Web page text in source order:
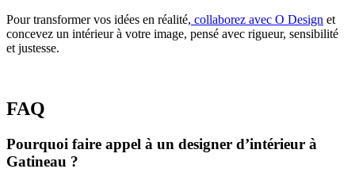
Pour transformer vos idées en réalité, collaborez avec O Design et
concevez un intérieur à votre image, pensé avec rigueur, sensibilité
et justesse.
FAQ
Pourquoi faire appel à un designer d’intérieur à
Gatineau ?